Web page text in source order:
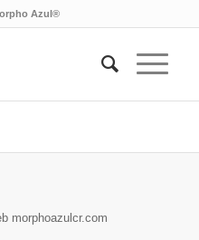
Azul®
morphoazulcr.com